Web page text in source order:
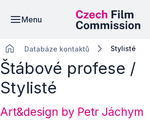
Menu
Databáze kontaktů Stylisté
Štábové profese /
Stylisté
Art&design by Petr Jáchym